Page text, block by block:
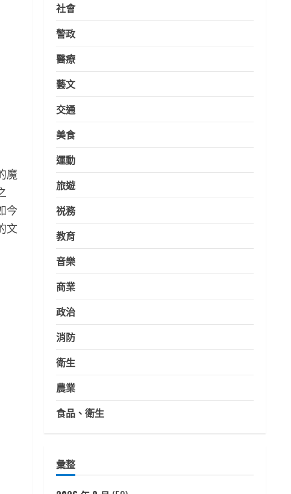
魔
今
文
社會
警政
醫療
藝文
交通
美食
運動
旅遊
祱務
教育
音樂
商業
政治
消防
衛生
農業
食品、衛生
彙整